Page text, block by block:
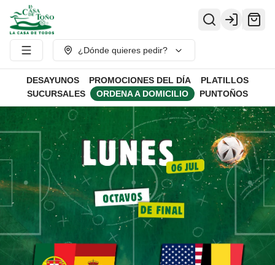
Login
¿Dónde quieres pedir?
DESAYUNOS PROMOCIONES DEL DÍA
PLATILLOS
SUCURSALES
ORDENA A DOMICILIO PUNTOÑOS